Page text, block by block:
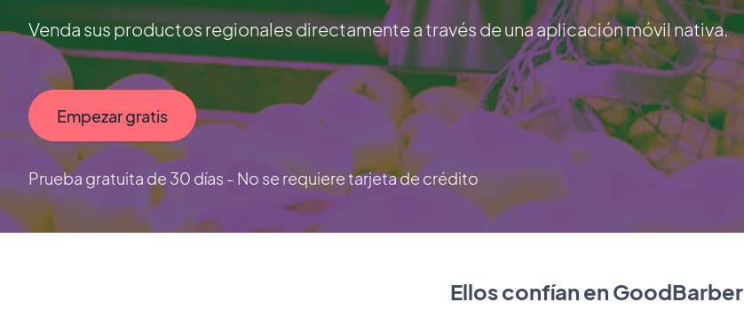
Venda sus productos regionales directamente a través de una aplicación móvil nativa.
Empezar gratis
Prueba gratuita de 30 días - No se requiere tarjeta de crédito
Ellos confían en GoodBarber